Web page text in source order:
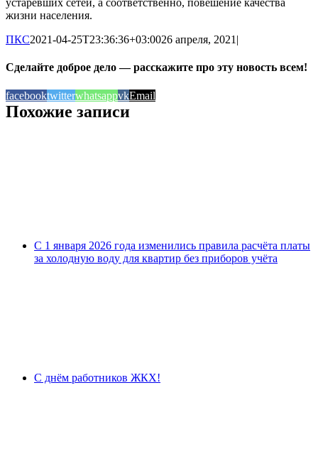
устаревших сетей, а соответственно, повешение качества
жизни населения.
ПКС2021-04-25T23:36:36+03:0026 апреля, 2021 |
Сделайте доброе дело — расскажите про эту новость всем!
facebooktwitterwhatsappvkEmail
Похожие записи
С 1 января 2026 года изменились правила расчёта платы
за холодную воду для квартир без приборов учёта
С днём работников ЖКХ!